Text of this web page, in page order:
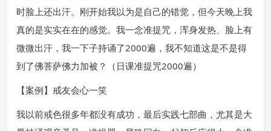
时脸上还出汗。刚开始我以为是自己的错觉，但今天晚上我
真的是实实在在的感觉。我一念准提咒，浑身发热、脸上有
微微出汗，我一下子持诵了2000遍，我不知道这是不是得
到了佛菩萨佛力加被？（日课准提咒2000遍）
【案例】戒友会心一笑
我以前戒色很多年都没有成功，最后实践七部曲，尤其是大